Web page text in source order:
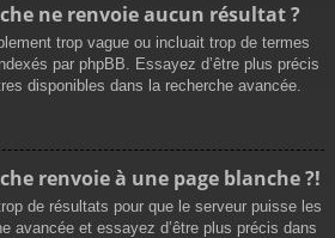
ne renvoie aucun résultat ?
trop vague ou incluait trop de termes
par phpBB. Essayez d’être plus précis
disponibles dans la recherche avancée.
renvoie à une page blanche ?!
de résultats pour que le serveur puisse les
avancée et essayez d’être plus précis dans